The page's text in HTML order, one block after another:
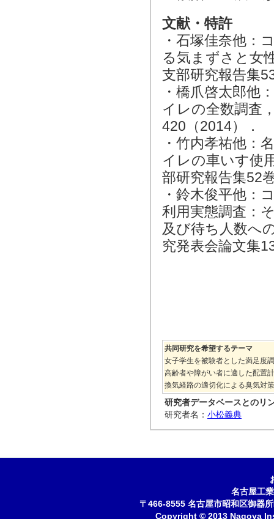
文献・特許
・石塚佳奈他：
る気まずさと女
支部研究報告集
・橋爪啓太郎他
イレの全数調査
420（2014）．
・竹内孝祐他：
イレの車いす使
部研究報告集52
・鈴木俊平他：
利用実態調査：
及び待ち人数へ
究発表会論文集
共同研究を希望するテーマ
女子学生を被験者とした満足度
高齢者や障がい者に適した配置
換気経路の適切化による臭気対
研究者データベースとのリ
研究者名： 小松義典
名古屋工
〒466-8555 名古屋市昭和区御
Copyright © 2013 Nagoya